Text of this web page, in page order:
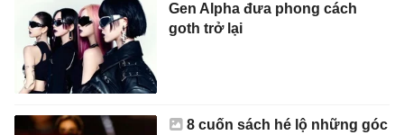
Gen Alpha đưa phong cách
goth trở lại
8 cuốn sách hé lộ những góc